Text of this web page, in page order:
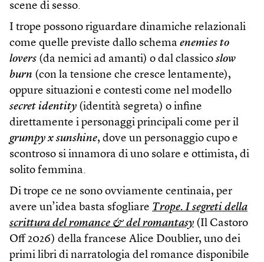
scene di sesso.
I trope possono riguardare dinamiche relazionali
come quelle previste dallo schema enemies to
lovers (da nemici ad amanti) o dal classico slow
burn (con la tensione che cresce lentamente),
oppure situazioni e contesti come nel modello
secret identity (identità segreta) o infine
direttamente i personaggi principali come per il
grumpy x sunshine, dove un personaggio cupo e
scontroso si innamora di uno solare e ottimista, di
solito femmina.
Di trope ce ne sono ovviamente centinaia, per
avere un’idea basta sfogliare Trope. I segreti della
scrittura del romance & del romantasy (Il Castoro
Off 2026) della francese Alice Doublier, uno dei
primi libri di narratologia del romance disponibile